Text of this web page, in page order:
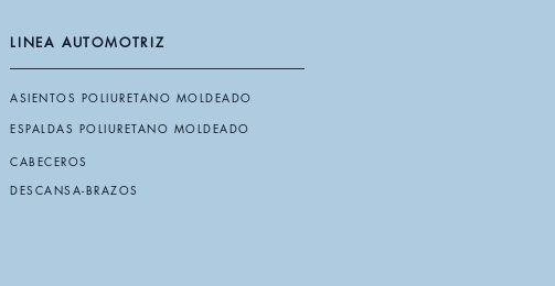
LINEA AUTOMOTRIZ
ASIENTOS POLIURETANO MOLDEADO
ESPALDAS POLIURETANO MOLDEADO
CABECEROS
DESCANSA-BRAZOS